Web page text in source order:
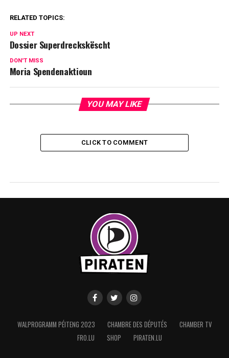
RELATED TOPICS:
UP NEXT
Dossier Superdreckskëscht
DON'T MISS
Moria Spendenaktioun
YOU MAY LIKE
CLICK TO COMMENT
WALPROGRAMM PÉITENG 2023 CHAMBRE DES DÉPUTÉS
CHAMBER TV
FRO.LU
SHOP PIRATEN.LU